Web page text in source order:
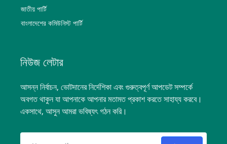
জাতীয় পার্টি
বাংলাদেশের কমিউনিস্ট পার্টি
নিউজ লেটার
আসন্ন নির্বাচন, ভোটদানের নির্দেশিকা এবং গুরুত্বপূর্ণ আপডেট সম্পর্কে
অবগত থাকুন যা আপনাকে আপনার মতামত প্রকাশ করতে সাহায্য করবে।
একসাথে, আসুন আমরা ভবিষ্যৎ গঠন করি।